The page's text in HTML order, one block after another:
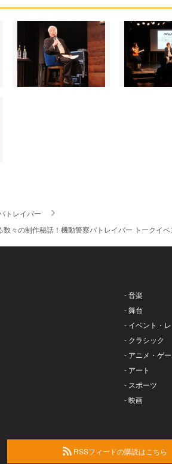
トレイバー
々の制作秘話！機動警察パトレイバー トークイ
- 音楽
- 舞台
- イベント・
- クラシック
- アニメ・ゲ
- アート
- スポーツ
- 映画
RSSフィードの購読はこちら